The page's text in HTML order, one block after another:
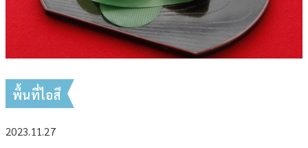
พื้นที่ไอสึ
2023.11.27